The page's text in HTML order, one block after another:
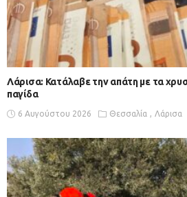
Λάρισα: Κατάλαβε την απάτη με τα
παγίδα
6 Αυγούστου 2026 Θεσσαλία Λάρισα